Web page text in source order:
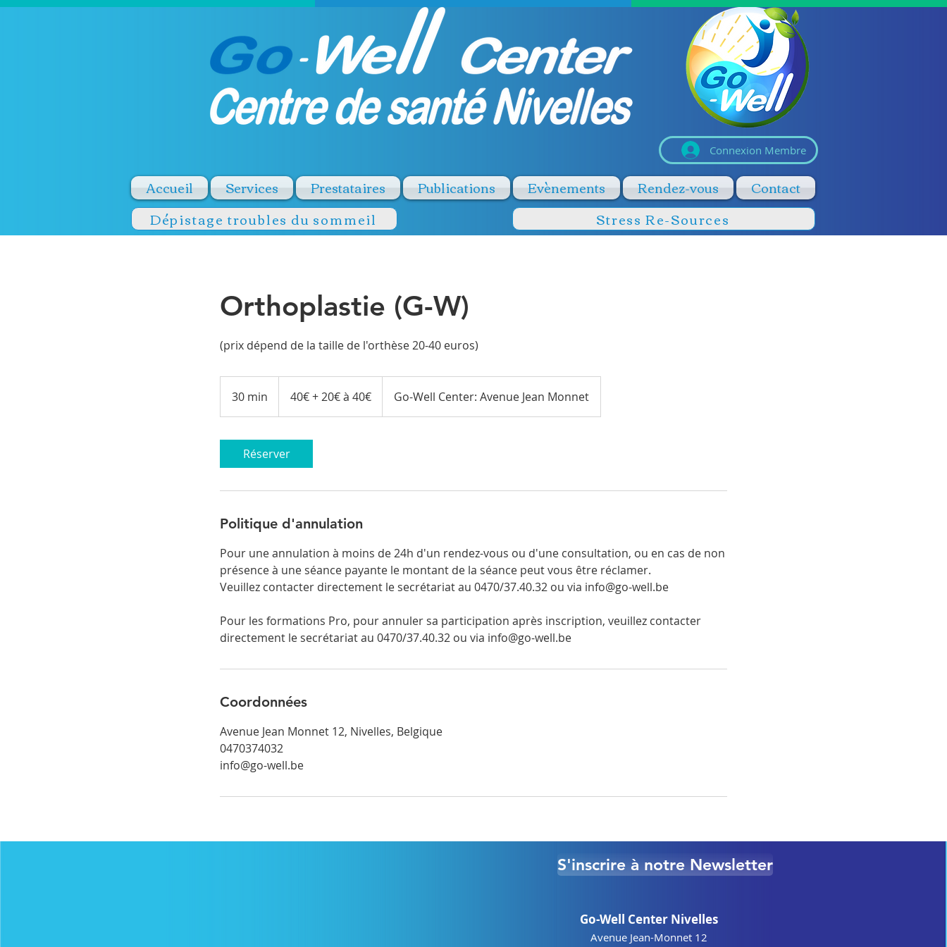
Connexion Membre
Accueil Services Prestataires Publications Evènements Rendez-vous
Contact
Dépistage troubles du sommeil
Stress Re-Sources
Orthoplastie (G-W)
(prix dépend de la taille de l'orthèse 20-40 euros)
30 min
0
n
20€40€ + 20€ à 40€ Go-Well Center: Avenue Jean Monnet
Réserver
Politique d'annulation
Pour une annulation à moins de 24h d'un rendez-vous ou d'une consultation, ou en cas de non
présence à une séance payante le montant de la séance peut vous être réclamer.
Veuillez contacter directement le secrétariat au 0470/37.40.32 ou via info@go-well.be
Pour les formations Pro, pour annuler sa participation après inscription, veuillez contacter
directement le secrétariat au 0470/37.40.32 ou via info@go-well.be
Coordonnées
Avenue Jean Monnet 12, Nivelles, Belgique
0470374032
info@go-well.be
S'inscrire à notre Newsletter
Go-Well Center Nivelles
Avenue Jean-Monnet 12